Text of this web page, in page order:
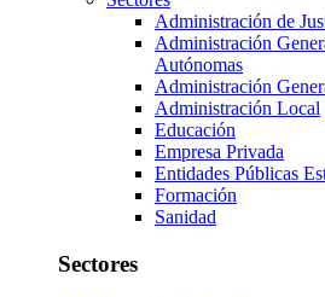
Administración de
Administración
Autónomas
Administración
Administración Local
Educación
Empresa Privada
Entidades Públicas
Formación
Sanidad
Sectores